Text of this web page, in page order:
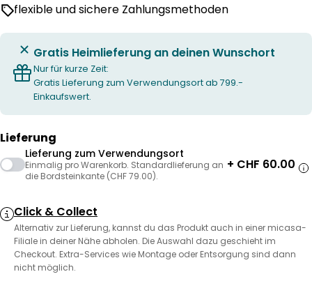
flexible und sichere Zahlungsmethoden
Gratis Heimlieferung an deinen Wunschort
Nur für kurze Zeit:
Gratis Lieferung zum Verwendungsort ab 799.-
Einkaufswert.
Lieferung
Lieferung zum Verwendungsort
Einmalig pro Warenkorb. Standardlieferung an
die Bordsteinkante (CHF 79.00).
+ CHF 60.00
Click & Collect
Alternativ zur Lieferung, kannst du das Produkt auch in einer micasa-
Filiale in deiner Nähe abholen. Die Auswahl dazu geschieht im
Checkout. Extra-Services wie Montage oder Entsorgung sind dann
nicht möglich.